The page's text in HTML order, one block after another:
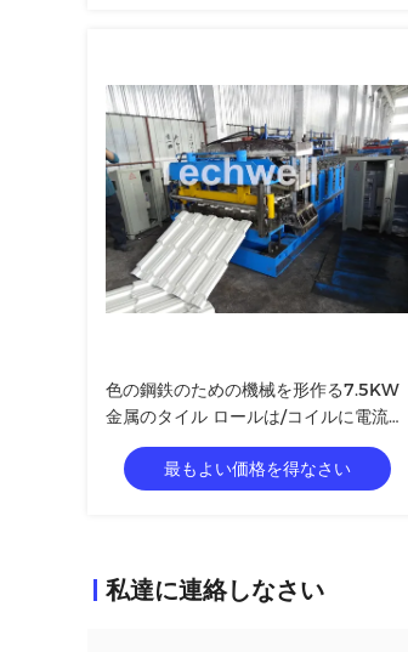
色の鋼鉄のための機械を形作る7.5KW
金属のタイル ロールは/コイルに電流を
通しました
最もよい価格を得なさい
私達に連絡しなさい